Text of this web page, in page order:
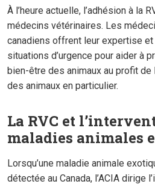
À l’heure actuelle, l’adhésion à la
médecins vétérinaires. Les
canadiens offrent leur expertise
situations d’urgence pour aider à
bien-être des animaux au profit
des animaux en particulier.
La RVC et
maladies animales
Lorsqu’une maladie animale
détectée au Canada, l’ACIA dirige